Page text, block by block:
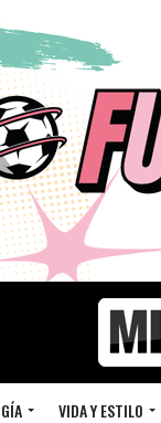
VIDA Y ESTILO